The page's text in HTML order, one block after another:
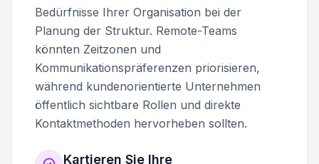
Bedürfnisse Ihrer Organisation bei der
Planung der Struktur. Remote-Teams
könnten Zeitzonen und
Kommunikationspräferenzen priorisieren,
während kundenorientierte Unternehmen
öffentlich sichtbare Rollen und direkte
Kontaktmethoden hervorheben sollten.
Kartieren Sie Ihre